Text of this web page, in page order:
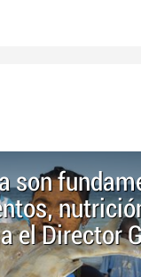
son
el Director